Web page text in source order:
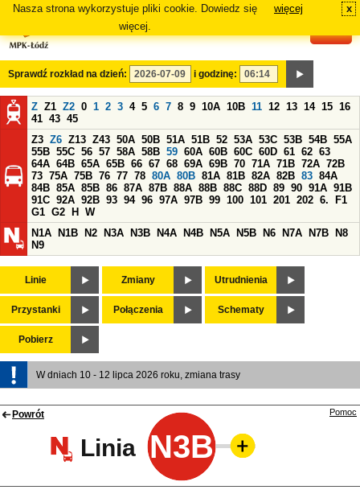
Nasza strona wykorzystuje pliki cookie. Dowiedz się
więcej.
więcej x
Sprawdź rozkład na dzień: i godzinę:
Z Z1 Z2 0 1 2 3 4 5 6 7 8 9 10A 10B 11 12 13 14 15 16
41 43 45
Z3 Z6 Z13 Z43 50A 50B 51A 51B 52 53A 53C 53B 54B 55A
55B 55C 56 57 58A 58B 59 60A 60B 60C 60D 61 62 63
64A 64B 65A 65B 66 67 68 69A 69B 70 71A 71B 72A 72B
73 75A 75B 76 77 78 80A 80B 81A 81B 82A 82B 83 84A
84B 85A 85B 86 87A 87B 88A 88B 88C 88D 89 90 91A 91B
91C 92A 92B 93 94 96 97A 97B 99 100 101 201 202 6.
F1
G1 G2 H
W
N1A
N1B N2 N3A N3B N4A N4B N5A N5B N6 N7A N7B
N8
N9
Linie Zmiany Utrudnienia
Przystanki Połączenia Schematy
Pobierz
W dniach 10 - 12 lipca 2026 roku, zmiana trasy
Powrót
Linia N3B
Pomoc